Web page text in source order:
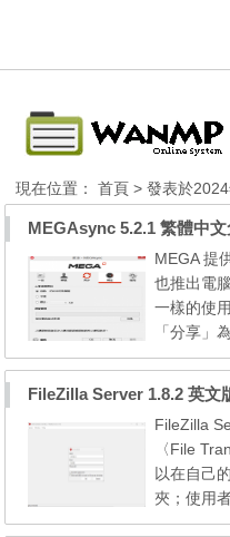
現在位置：首頁 > 發表於
MEGA 提
也推出電
一樣的使
「分享」
檔案的「
度快、操
40 多種語
量，上下
asy
FileZilla Server 1.8.2 英文
FileZilla
〈File
以在自己
夾；使用
連接到分